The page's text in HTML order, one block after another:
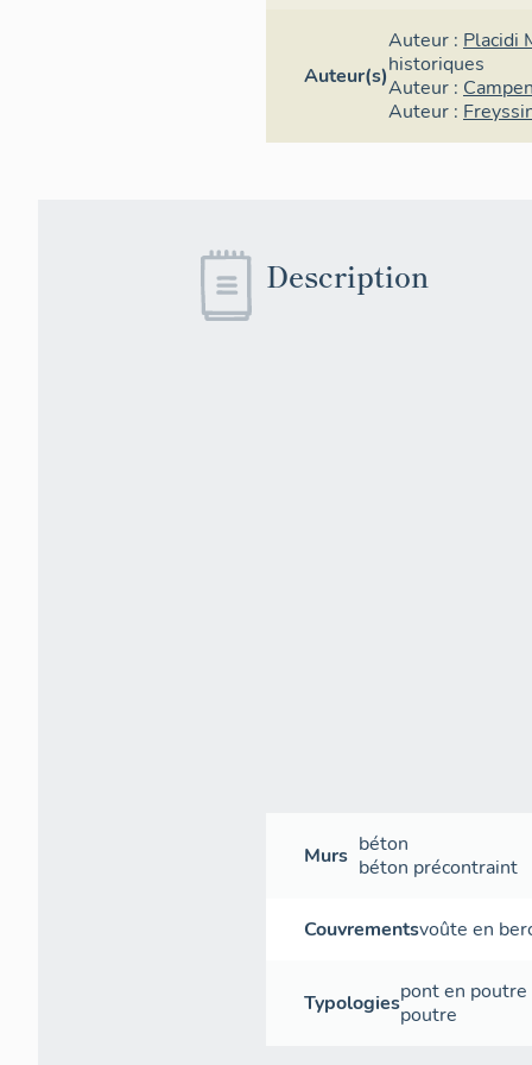
Auteur(s)
Auteur : Placidi
historiques
Auteur :
Auteur :
Description
Murs béton
béton précontraint
Couvrementsvoûte en
Typologiespont en
poutre